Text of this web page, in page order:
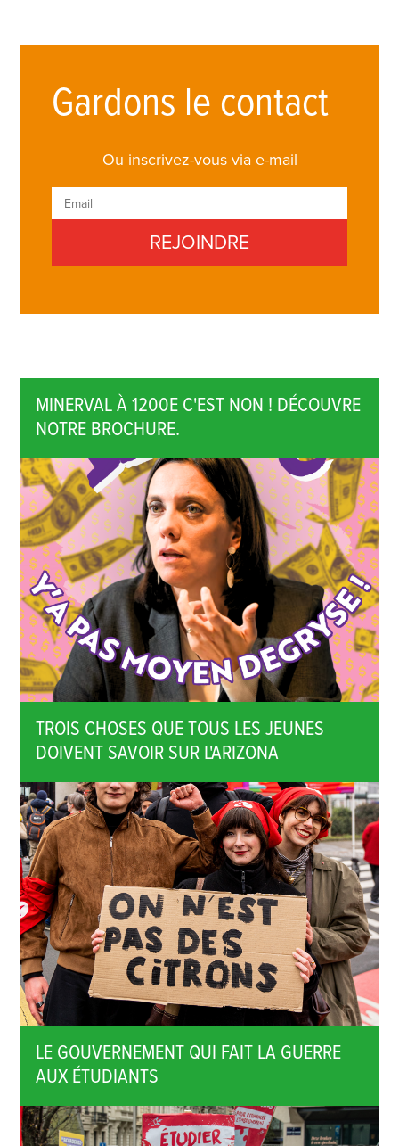
Gardons le contact
Ou inscrivez-vous via e-mail
MINERVAL À 1200E C'EST NON ! DÉCOUVRE
NOTRE BROCHURE.
TROIS CHOSES QUE TOUS LES JEUNES
DOIVENT SAVOIR SUR L'ARIZONA
LE GOUVERNEMENT QUI FAIT LA GUERRE
AUX ÉTUDIANTS